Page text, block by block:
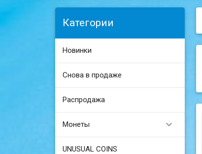
Категории
Новинки
Снова в продаже
Распродажа
Монеты 
UNUSUAL COINS